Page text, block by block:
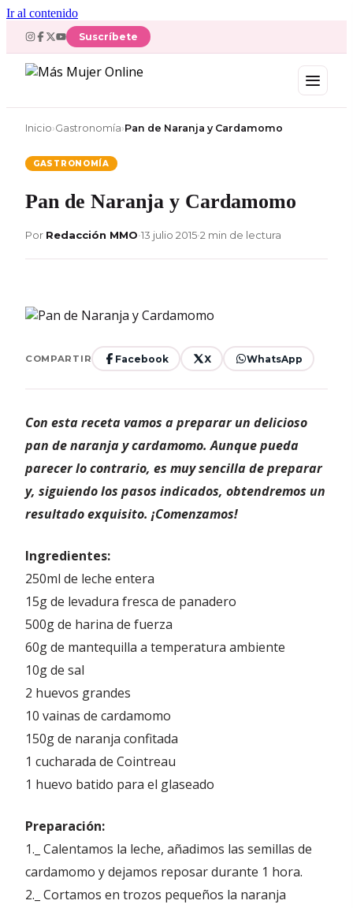
Ir al contenido
Suscríbete
Inicio›Gastronomía›Pan de Naranja y Cardamomo
GASTRONOMÍA
Pan de Naranja y Cardamomo
Por Redacción MMO•13 julio 2015•2 min de lectura
COMPARTIR Facebook X WhatsApp
Con esta receta vamos a preparar un delicioso
pan de naranja y cardamomo. Aunque pueda
parecer lo contrario, es muy sencilla de preparar
y, siguiendo los pasos indicados, obtendremos un
resultado exquisito. ¡Comenzamos!
Ingredientes:
250ml de leche entera
15g de levadura fresca de panadero
500g de harina de fuerza
60g de mantequilla a temperatura ambiente
10g de sal
2 huevos grandes
10 vainas de cardamomo
150g de naranja confitada
1 cucharada de Cointreau
1 huevo batido para el glaseado
Preparación:
1._ Calentamos la leche, añadimos las semillas de
cardamomo y dejamos reposar durante 1 hora.
2._ Cortamos en trozos pequeños la naranja